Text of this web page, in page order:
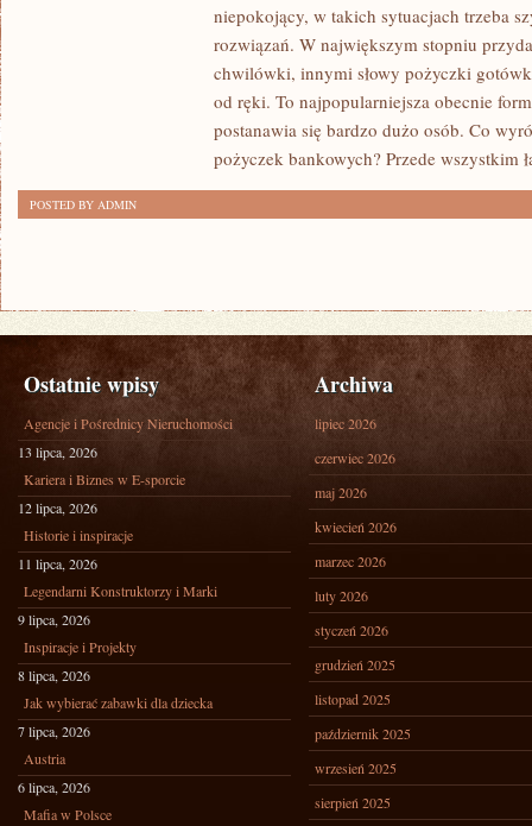
WYNAJĘCIU
MIESZKANIA
DWIE
DYSPOZYCJE
DO
niepokojący, w takich sytuacjach trzeba
rozwiązań. W największym stopniu
chwilówki, innymi słowy pożyczki
od ręki. To najpopularniejsza obecnie
postanawia się bardzo dużo osób. Co
pożyczek bankowych? Przede wszystkim
POSTED BY ADMIN
Ostatnie wpisy
Agencje i Pośrednicy Nieruchomości
13 lipca, 2026
Kariera i Biznes w E-sporcie
12 lipca, 2026
Historie i inspiracje
11 lipca, 2026
Legendarni Konstruktorzy i Marki
9 lipca, 2026
Inspiracje i Projekty
8 lipca, 2026
Jak wybierać zabawki dla dziecka
7 lipca, 2026
Austria
6 lipca, 2026
Mafia w Polsce
Archiwa
lipiec 2026
czerwiec 2026
maj 2026
kwiecień 2026
marzec 2026
luty 2026
styczeń 2026
grudzień 2025
listopad 2025
październik 2025
wrzesień 2025
sierpień 2025